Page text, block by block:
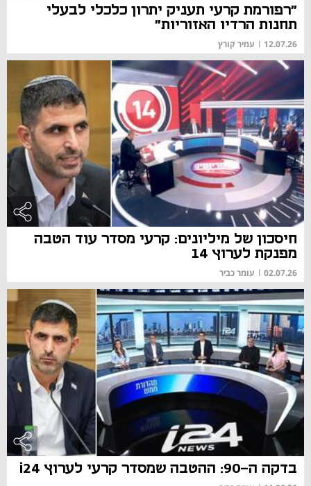
"רפורמת קרעי תעניק יתרון כלכלי לבעלי
תחנות הרדיו האזוריות"
12.07.26
| עמיר קורץ
חיסכון של מיליונים: קרעי מסדר עוד הטבה
מפנקת לערוץ 14
02.07.26
| עומר כביר
בדקה ה-90: ההטבה שמסדר קרעי לערוץ i24